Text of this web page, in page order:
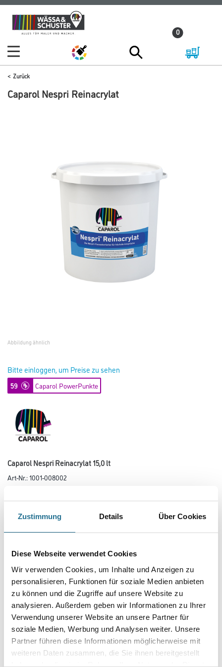
Zustimmung Details Über Cookies
Diese Webseite verwendet Cookies
Wir verwenden Cookies, um Inhalte und Anzeigen zu
personalisieren, Funktionen für soziale Medien anbieten
zu können und die Zugriffe auf unsere Website zu
analysieren. Außerdem geben wir Informationen zu Ihrer
Verwendung unserer Website an unsere Partner für
soziale Medien, Werbung und Analysen weiter. Unsere
Partner führen diese Informationen möglicherweise mit
weiteren Daten zusammen, die Sie ihnen bereitgestellt
haben oder die sie im Rahmen Ihrer Nutzung der Dienste
Zum
Inhalt
Zum
Navigationsmenü
0
Zurück
Caparol Nespri Reinacrylat
Abbildung ähnlich
Bitte einloggen, um Preise zu sehen
59 Caparol PowerPunkte
Caparol Nespri Reinacrylat 15,0 lt
Art-Nr.:1001-008002
Nespri-TEC-Spritzverfahren. Schadgasbremsend gegenüber
Farbtonbezeichnung
Glanzgrad
Gebinde